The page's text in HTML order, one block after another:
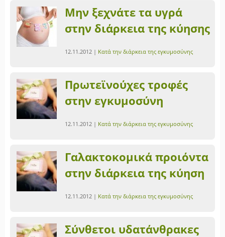
Μην ξεχνάτε τα υγρά
στην διάρκεια της κύησης
12.11.2012 | Κατά την διάρκεια της εγκυμοσύνης
Πρωτεϊνούχες τροφές
στην εγκυμοσύνη
12.11.2012 | Κατά την διάρκεια της εγκυμοσύνης
Γαλακτοκομικά προιόντα
στην διάρκεια της κύηση
12.11.2012 | Κατά την διάρκεια της εγκυμοσύνης
Σύνθετοι υδατάνθρακες